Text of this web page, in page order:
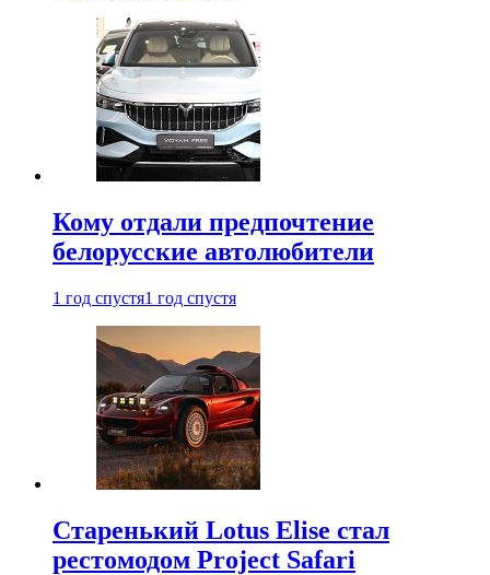
Кому отдали предпочтение
белорусские автолюбители
1 год спустя1 год спустя
Старенький Lotus Elise стал
рестомодом Project Safari